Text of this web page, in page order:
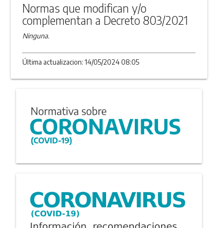
Normas que modifican y/o
complementan a Decreto 803/2021
Ninguna.
Última actualizacion: 14/05/2024 08:05